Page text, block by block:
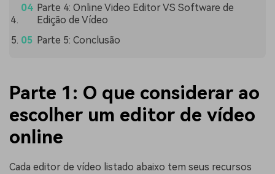
Parte 4: Online Video Editor VS Software de
Edição de Vídeo
Parte 5: Conclusão
Parte 1: O que considerar ao
escolher um editor de vídeo
online
Cada editor de vídeo listado abaixo tem seus recursos